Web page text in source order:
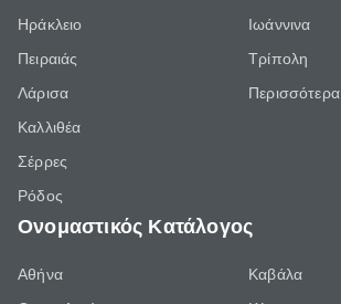
Ηράκλειο
Πειραιάς
Λάρισα
Καλλιθέα
Σέρρες
Ρόδος
Ιωάννινα
Τρίπολη
Περισσότερα
Ονομαστικός Κατάλογος
Αθήνα
Καβάλα